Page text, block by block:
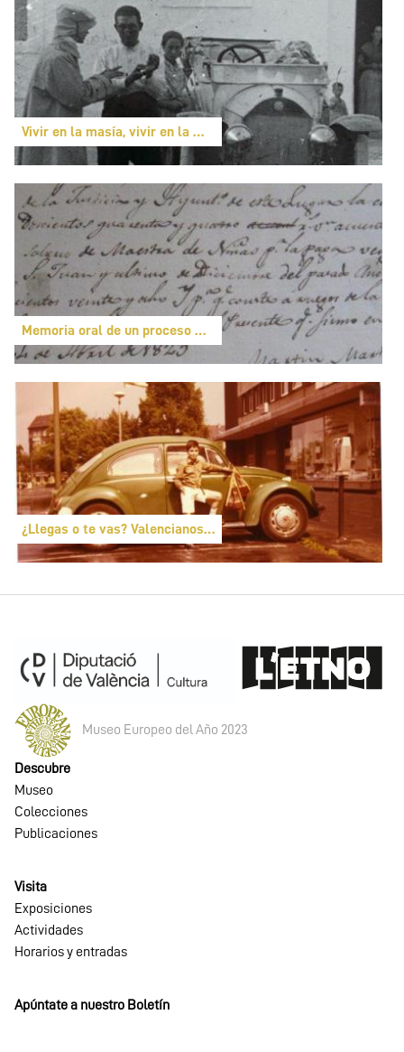
Vivir en la masía, vivir en la montaña
Memoria oral de un proceso migratorio. Valencianos en Chile
¿Llegas o te vas? Valencianos en Europa (1950-1970)
Museo Europeo del Año 2023
Descubre
Museo
Colecciones
Publicaciones
Visita
Exposiciones
Actividades
Horarios y entradas
Apúntate a nuestro Boletín